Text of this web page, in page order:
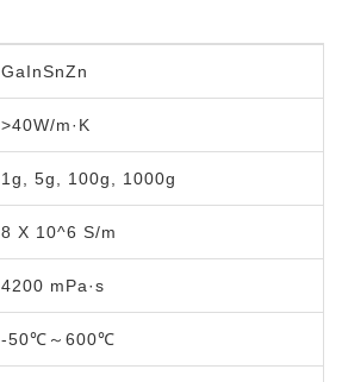
GaInSnZn
>40W/m·K
1g, 5g, 100g, 1000g
8 X 10^6 S/m
4200 mPa·s
-50℃～600℃